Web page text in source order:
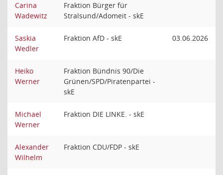
Carina
Wadewitz
Fraktion Bürger für
Stralsund/Adomeit - skE
Saskia
Wedler
Fraktion AfD - skE 03.06.2026
Heiko
Werner
Fraktion Bündnis 90/Die
Grünen/SPD/Piratenpartei -
skE
Michael
Werner
Fraktion DIE LINKE. - skE
Alexander
Wilhelm
Fraktion CDU/FDP - skE